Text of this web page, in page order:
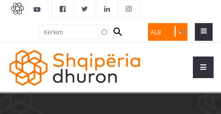
ALB
Search
form